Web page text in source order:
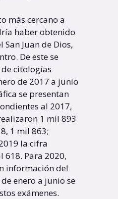
más cercano a
haber obtenido
Juan de Dios,
De este se
citologías
de 2017 a junio
se presentan
al 2017,
1 mil 893
1 mil 863;
la cifra
Para 2020,
información del
enero a junio se
exámenes.